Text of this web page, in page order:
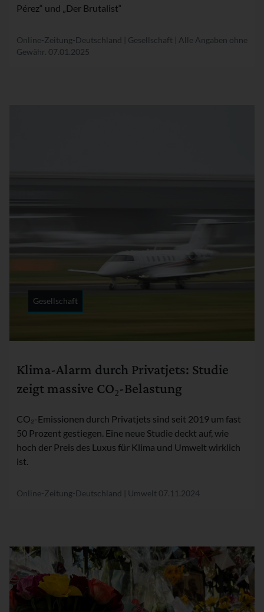
Pérez“ und „Der Brutalist“
Online-Zeitung-Deutschland | Gesellschaft | Alle Angaben ohne
Gewähr. 07.01.2025
Klima-Alarm durch Privatjets: Studie
zeigt massive CO₂-Belastung
CO₂-Emissionen durch Privatjets sind seit 2019 um fast
50 Prozent gestiegen. Eine neue Studie deckt auf, wie
hoch der Preis des Luxus für Klima und Umwelt wirklich
ist.
Gesellschaft
Online-Zeitung-Deutschland | Umwelt 07.11.2024